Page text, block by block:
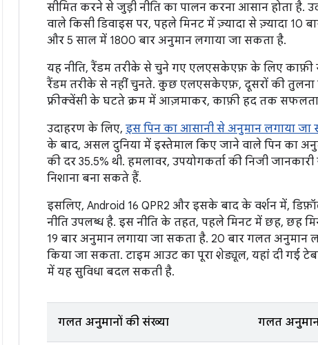
सीमित करने से जुड़ी नीति का पालन करना आसान होता है.
वाले किसी डिवाइस पर, पहले मिनट में ज़्यादा से ज़्यादा 10
और 5 साल में 1800 बार अनुमान लगाया जा सकता है.
यह नीति, रैंडम तरीके से चुने गए एलएसकेएफ़ के लिए काफ़ी
रैंडम तरीके से नहीं चुनते. कुछ एलएसकेएफ़, दूसरों की तुलना
फ़्रीक्वेंसी के घटते क्रम में आज़माकर, काफ़ी हद तक
उदाहरण के लिए, इस पिन का आसानी से अनुमान लगाया जा
के बाद, असल दुनिया में इस्तेमाल किए जाने वाले पिन का
की दर 35.5% थी. हमलावर, उपयोगकर्ता की निजी
निशाना बना सकते हैं.
इसलिए, Android 16 QPR2 और इसके बाद के वर्शन में,
नीति उपलब्ध है. इस नीति के तहत, पहले मिनट में छह, छह
19 बार अनुमान लगाया जा सकता है. 20 बार गलत अनुमान
किया जा सकता. टाइम आउट का पूरा शेड्यूल, यहां दी गई
में यह सुविधा बदल सकती है.
गलत अनुमानों की संख्या गलत